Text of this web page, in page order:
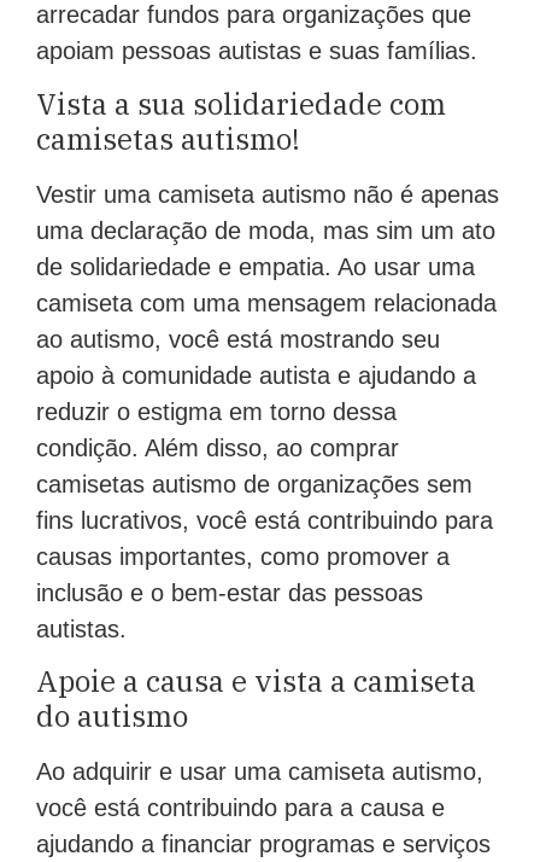
arrecadar fundos para organizações que
apoiam pessoas autistas e suas famílias.
Vista a sua solidariedade com
camisetas autismo!
Vestir uma camiseta autismo não é apenas
uma declaração de moda, mas sim um ato
de solidariedade e empatia. Ao usar uma
camiseta com uma mensagem relacionada
ao autismo, você está mostrando seu
apoio à comunidade autista e ajudando a
reduzir o estigma em torno dessa
condição. Além disso, ao comprar
camisetas autismo de organizações sem
fins lucrativos, você está contribuindo para
causas importantes, como promover a
inclusão e o bem-estar das pessoas
autistas.
Apoie a causa e vista a camiseta
do autismo
Ao adquirir e usar uma camiseta autismo,
você está contribuindo para a causa e
ajudando a financiar programas e serviços